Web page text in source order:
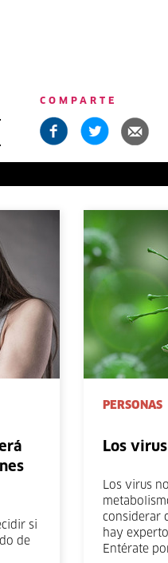
COMPARTE
si
de
PERSONAS
Los
Los virus
considerar
hay
Entérate